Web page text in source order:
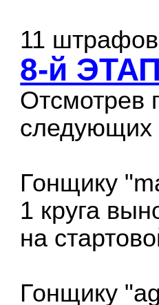
11 штрафов
8-й ЭТАП
Отсмотрев
следующих
Гонщику
1 круга
на
Гонщику